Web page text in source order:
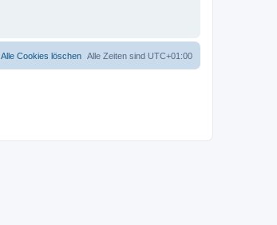
Alle Zeiten sind UTC+01:00
Alle Cookies löschen